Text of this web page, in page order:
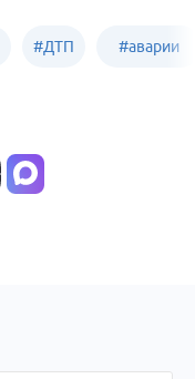
#ДТП #аварии